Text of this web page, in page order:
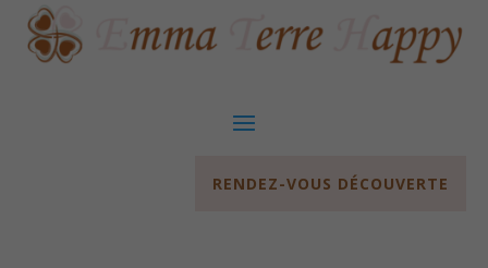
RENDEZ-VOUS DÉCOUVERTE